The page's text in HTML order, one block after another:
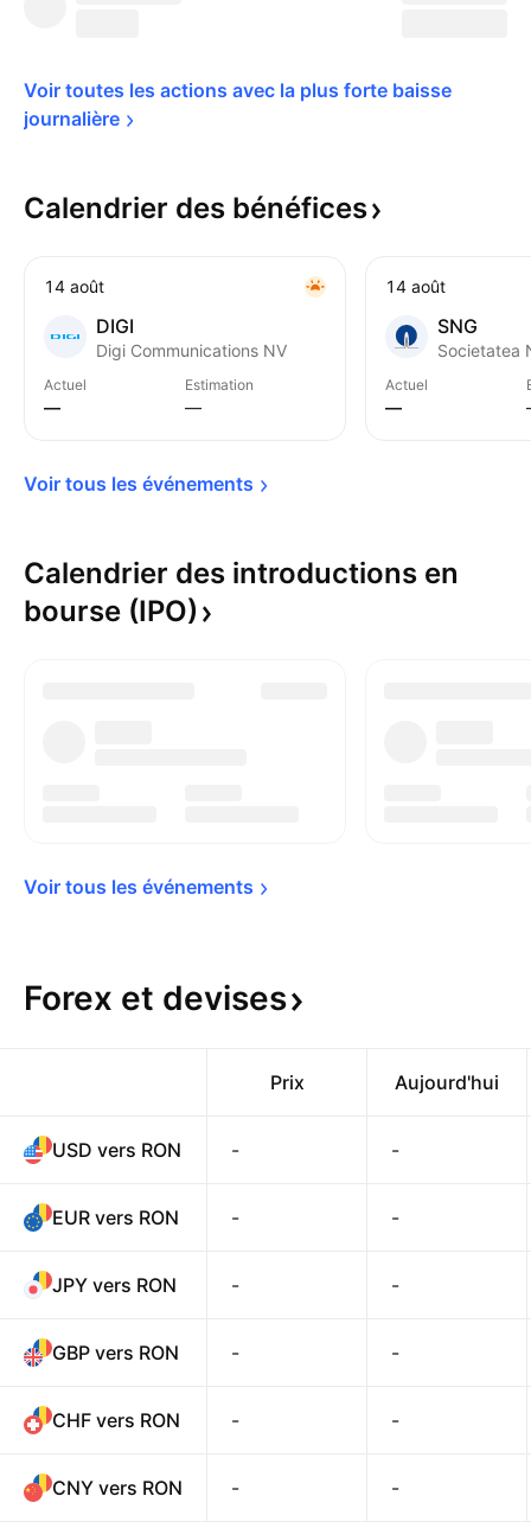
journalière
Calendrier des bénéfices
14 août
DIGI
Digi Communications NV
Actuel
—
Estimation
—
14 août
SNG
Actuel
—
Voir tous les événements
Calendrier des introductions en
bourse (IPO)
Voir tous les événements
Forex et devises
Prix Aujourd'hui
USD vers RON - -
EUR vers RON - -
JPY vers RON - -
GBP vers RON - -
CHF vers RON - -
CNY vers RON - -